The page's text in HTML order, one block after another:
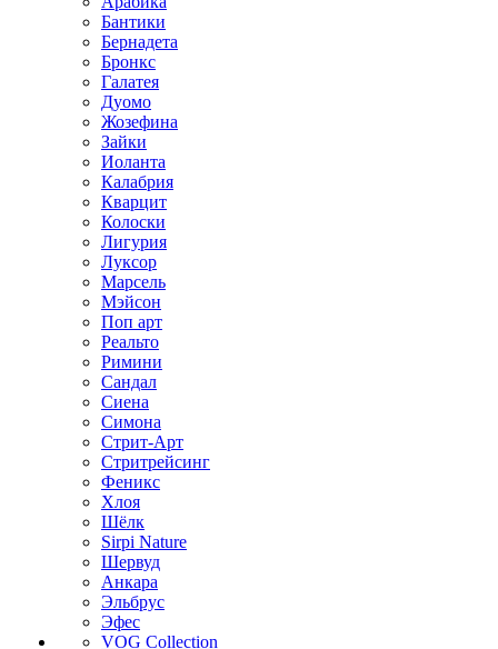
Бантики
Бернадета
Бронкс
Галатея
Дуомо
Жозефина
Зайки
Иоланта
Калабрия
Кварцит
Колоски
Лигурия
Луксор
Марсель
Мэйсон
Поп арт
Реальто
Римини
Сандал
Сиена
Симона
Стрит-Арт
Стритрейсинг
Феникс
Хлоя
Шёлк
Sirpi Nature
Шервуд
Анкара
Эльбрус
Эфес
VOG Collection